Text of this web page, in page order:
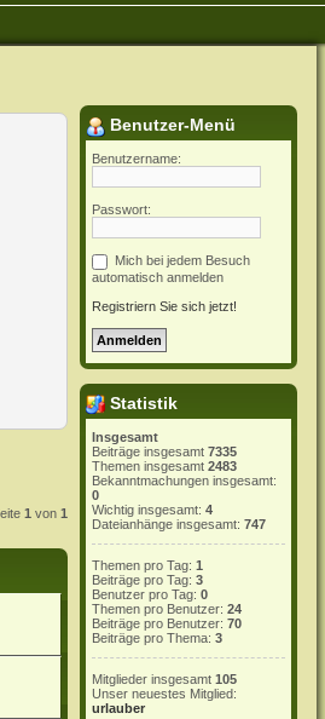
1 von1
Benutzer-Menü
Benutzername:
Passwort:
Mich bei jedem Besuch
automatisch anmelden
Registriern Sie sich jetzt!
Statistik
Insgesamt
Beiträge insgesamt 7335
Themen insgesamt2483
Bekanntmachungen insgesamt:
0
Wichtig insgesamt:4
Dateianhänge insgesamt: 747
Themen pro Tag:1
Beiträge pro Tag:3
Benutzer pro Tag:0
Themen pro Benutzer:24
Beiträge pro Benutzer: 70
Beiträge pro Thema:3
Mitglieder insgesamt105
Unser neuestes Mitglied:
urlauber